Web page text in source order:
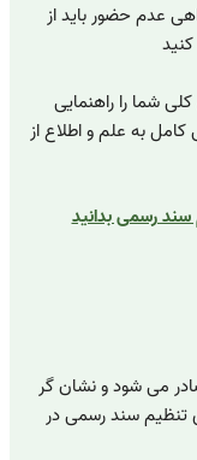
عدم حضور باید از
شما را راهنمایی
کامل به علم و اطلاع از
سند رسمی بدانید
می شود و نشان گر
تنظیم سند رسمی در